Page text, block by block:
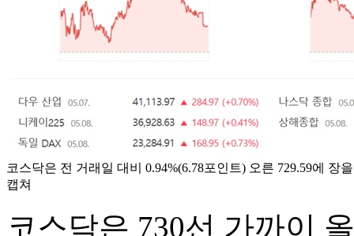
코스닥은 전 거래일 대비 0.94%(6.78포인트) 오른 729.59에 장
캡쳐
코스닥은 730선 가까이